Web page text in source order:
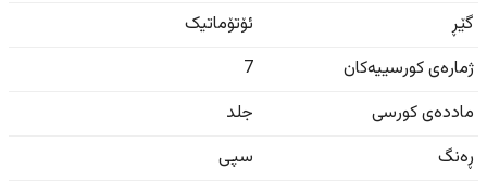
گێڕ
ئۆتۆماتیک
ژمارەی کورسییەکان
7
ماددەی کورسی
جلد
ڕەنگ
سپی